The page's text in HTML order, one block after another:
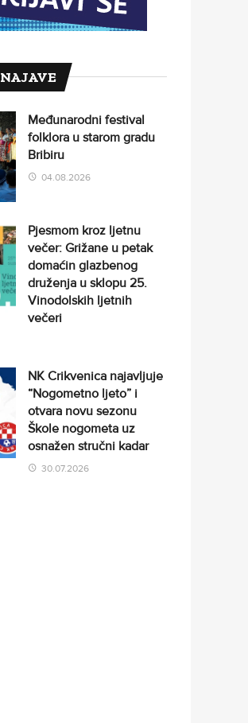
NAJAVE
Međunarodni festival
folklora u starom gradu
Bribiru
04.08.2026
Pjesmom kroz ljetnu
večer: Grižane u petak
domaćin glazbenog
druženja u sklopu 25.
Vinodolskih ljetnih
večeri
NK Crikvenica najavljuje
“Nogometno ljeto” i
otvara novu sezonu
Škole nogometa uz
osnažen stručni kadar
30.07.2026